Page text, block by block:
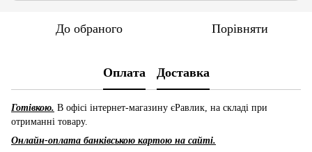
До обраного Порівняти
Оплата Доставка
Готівкою. В офісі інтернет-магазину єРавлик, на складі при
отриманні товару.
Онлайн-оплата банківською картою на сайті.